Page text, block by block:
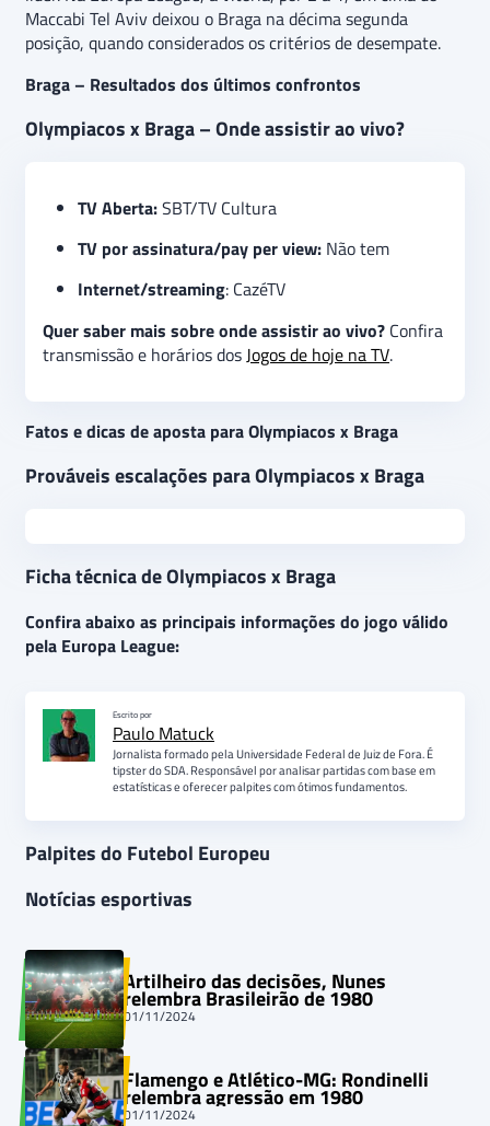
Maccabi Tel Aviv deixou o Braga na décima segunda
posição, quando considerados os critérios de desempate.
Braga – Resultados dos últimos confrontos
Olympiacos x Braga – Onde assistir ao vivo?
TV Aberta:SBT/TV Cultura
TV por assinatura/pay per view: Não tem
Internet/streaming: CazéTV
Quer saber mais sobre onde assistir ao vivo? Confira
transmissão e horários dosJogos de hoje na TV.
Fatos e dicas de aposta para Olympiacos x Braga
Prováveis escalações para Olympiacos x Braga
Ficha técnica de Olympiacos x Braga
Confira abaixo as principais informações do jogo válido
pela Europa League:
Escrito por
Paulo Matuck
Jornalista formado pela Universidade Federal de Juiz de Fora. É
tipster do SDA. Responsável por analisar partidas com base em
estatísticas e oferecer palpites com ótimos fundamentos.
Palpites do Futebol Europeu
Notícias esportivas
Artilheiro das decisões, Nunes
relembra Brasileirão de 1980
01/11/2024
Flamengo e Atlético-MG: Rondinelli
relembra agressão em 1980
01/11/2024